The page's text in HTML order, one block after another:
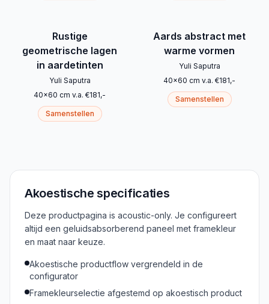
Rustige
geometrische lagen
in aardetinten
Yuli Saputra
40x60 cm v.a. €181,-
Samenstellen
Aards abstract met
warme vormen
Yuli Saputra
40x60 cm v.a. €181,-
Samenstellen
Akoestische specificaties
Deze productpagina is acoustic-only. Je configureert
altijd een geluidsabsorberend paneel met framekleur
en maat naar keuze.
Akoestische productflow vergrendeld in de
configurator
Framekleurselectie afgestemd op akoestisch product